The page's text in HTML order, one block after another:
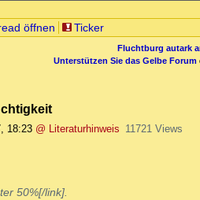
öffnen Ticker
Fluchtburg autark
Unterstützen Sie das Gelbe Forum
18:23 @ Literaturhinweis 11721 Views
50%[/link].